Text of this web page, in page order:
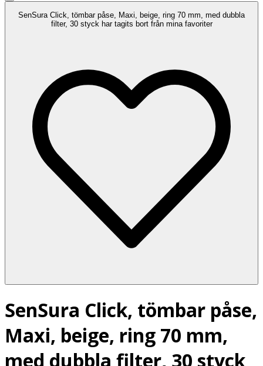
SenSura Click, tömbar påse, Maxi, beige, ring 70 mm, med dubbla
filter, 30 styck har tagits bort från mina favoriter
SenSura Click, tömbar påse,
Maxi, beige, ring 70 mm,
med dubbla filter, 30 styck